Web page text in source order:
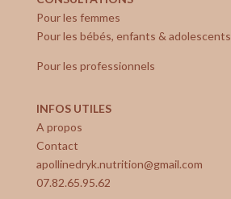
Pour les femmes
Pour les bébés, enfants & adolescents
Pour les professionnels
INFOS UTILES
A propos
Contact
apollinedryk.nutrition@gmail.com
07.82.65.95.62